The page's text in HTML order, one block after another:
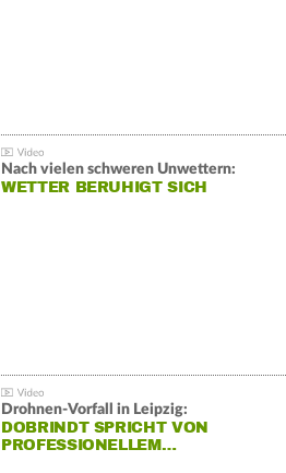
Nach vielen schweren Unwettern:
WETTER BERUHIGT SICH
Drohnen-Vorfall in Leipzig:
DOBRINDT SPRICHT VON
PROFESSIONELLEM…